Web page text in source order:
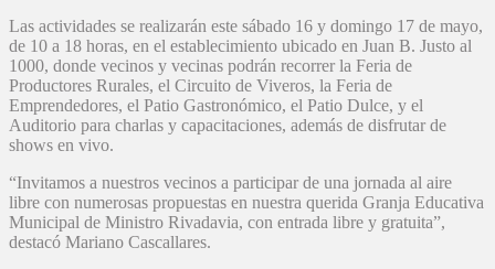
Las actividades se realizarán este sábado 16 y domingo 17 de mayo,
de 10 a 18 horas, en el establecimiento ubicado en Juan B. Justo al
1000, donde vecinos y vecinas podrán recorrer la Feria de
Productores Rurales, el Circuito de Viveros, la Feria de
Emprendedores, el Patio Gastronómico, el Patio Dulce, y el
Auditorio para charlas y capacitaciones, además de disfrutar de
shows en vivo.
“Invitamos a nuestros vecinos a participar de una jornada al aire
libre con numerosas propuestas en nuestra querida Granja Educativa
Municipal de Ministro Rivadavia, con entrada libre y gratuita”,
destacó Mariano Cascallares.